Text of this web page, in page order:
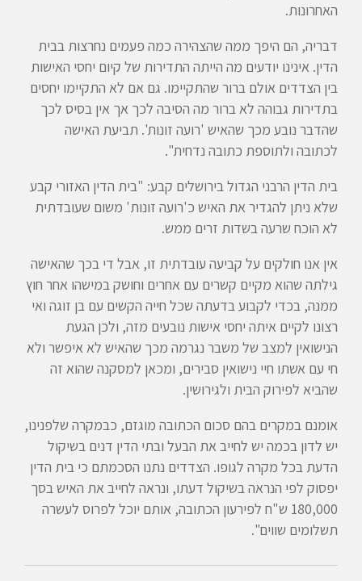
האחרונות.
דבריה, הם היפך ממה שהצהירה כמה פעמים נחרצות בבית
הדין. אינינו יודעים מה הייתה התדירות של קיום יחסי האישות
בין הצדדים אולם ברור שהתקיימו. גם אם לא התקיימו יחסים
בתדירות גבוהה לא ברור מה הסיבה לכך אך אין בסיס לכך
שהדבר נובע מכך שהאיש 'רועה זונות'. תביעת האישה
לכתובה ולתוספת כתובה נדחית".
בית הדין הרבני הגדול בירושלים קבע: "בית הדין האזורי קבע
שלא ניתן להגדיר את האיש כ'רועה זונות' משום שעובדתית
לא הוכח שרעה בשדות זרים ממש.
אין אנו חולקים על קביעה עובדתית זו, אבל די בכך שהאישה
גילתה שהוא מקיים קשרים עם אחרים וחושק במישהו אחר חוץ
ממנה, בכדי לקבוע בדעתה שכל חייה הקשים עם בן זוגה ואי
רצונו לקיים איתה יחסי אישות נובעים מזה, ולכן הגעת
הנישואין למצב של משבר נגרמה מכך שהאיש לא איפשר ולא
חי עם אשתו חיי נישואין סבירים, ומכאן למסקנה שהוא זה
שהביא לפירוק הבית ולגירושין.
אומנם במקרים בהם סכום הכתובה מוגזם, כבמקרה שלפנינו,
יש לדון בכמה יש לחייב את הבעל ובתי הדין דנים בשיקול
הדעת בכל מקרה לגופו. הצדדים נתנו הסכמתם כי בית הדין
יפסוק לפי הנראה בשיקול דעתו, ונראה לחייב את האיש בסך
180,000 ש"ח לפירעון הכתובה, אותם יוכל לפרוס לעשרה
תשלומים שווים".